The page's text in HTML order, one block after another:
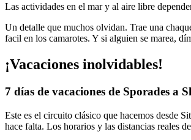
Las actividades en el mar y al aire libre
Un detalle que muchos olvidan. Trae una
facil en los camarotes. Y si alguien se marea,
¡Vacaciones inolvidables!
7 días de vacaciones de Sporades a
Este es el circuito clásico que hacemos desde
hace falta. Los horarios y las distancias reales